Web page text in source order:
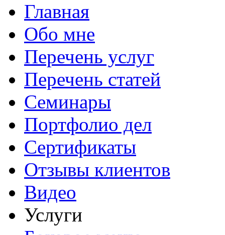
Главная
Обо мне
Перечень услуг
Перечень статей
Семинары
Портфолио дел
Сертификаты
Отзывы клиентов
Видео
Услуги